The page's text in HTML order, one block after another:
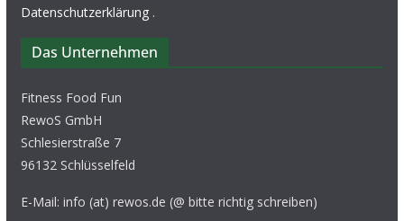
Datenschutzerklärung.
Das Unternehmen
Fitness Food Fun
RewoS GmbH
Schlesierstraße 7
96132 Schlüsselfeld
E-Mail: info (at) rewos.de (@ bitte richtig schreiben)